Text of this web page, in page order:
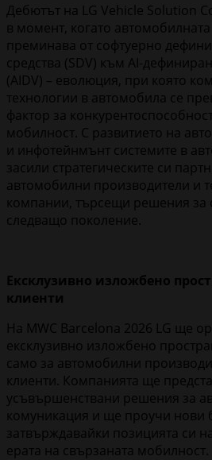
Дебютът на LG Vehicle Solution
в момент, когато
преминава от софтуерно
средства (SDV) към AI-
(AIDV) – еволюция, при която
технологии в автомобила се
фактор за
мобилност. С развитието на
и инфотейнмънт системите в
засили стратегическите си
автомобилни производители и
компании, търсещи решения за
следващо поколение.
Ексклузивно изложбено
клиенти
На MWC Barcelona 2026 LG ще
ексклузивно изложбено
само за автомобилни
клиенти. Компанията ще
усъвършенствани решения за
комуникация и ще проучи нови
затвърждавайки позицията си
ерата на свързаната мобилност.